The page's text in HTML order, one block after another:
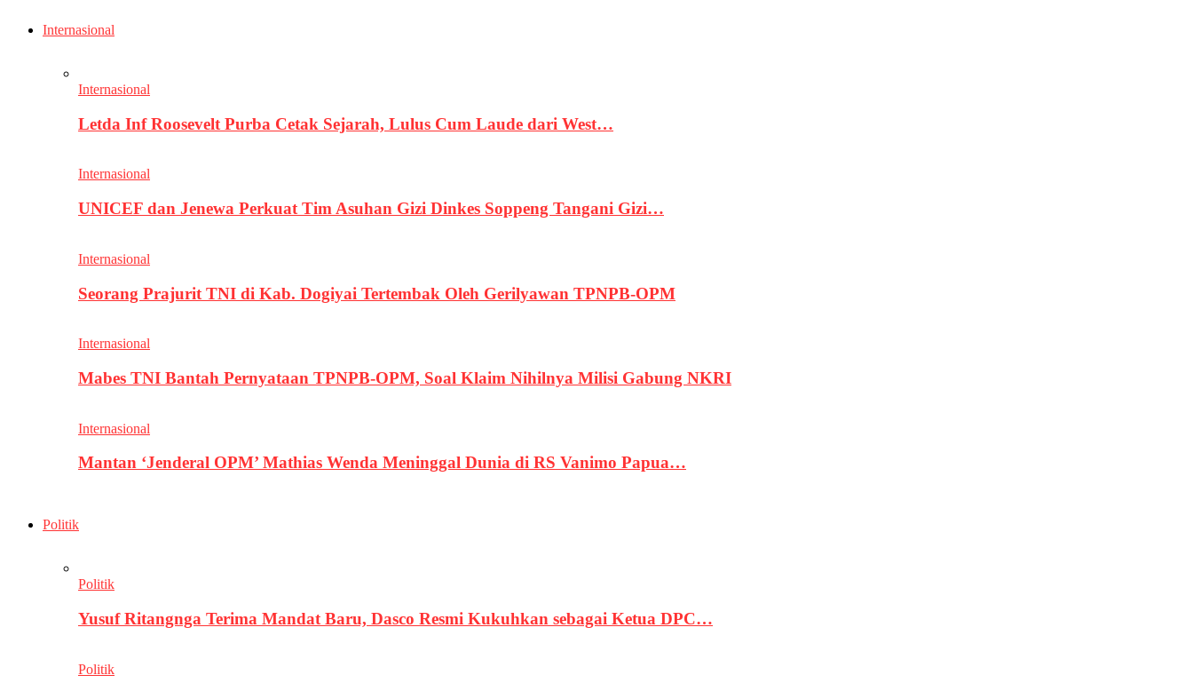
Internasional
Internasional
Letda Inf Roosevelt Purba Cetak Sejarah, Lulus Cum Laude dari West…
Internasional
UNICEF dan Jenewa Perkuat Tim Asuhan Gizi Dinkes Soppeng Tangani Gizi…
Internasional
Seorang Prajurit TNI di Kab. Dogiyai Tertembak Oleh Gerilyawan TPNPB-OPM
Internasional
Mabes TNI Bantah Pernyataan TPNPB-OPM, Soal Klaim Nihilnya Milisi Gabung NKRI
Internasional
Mantan ‘Jenderal OPM’ Mathias Wenda Meninggal Dunia di RS Vanimo Papua…
Politik
Politik
Yusuf Ritangnga Terima Mandat Baru, Dasco Resmi Kukuhkan sebagai Ketua DPC…
Politik